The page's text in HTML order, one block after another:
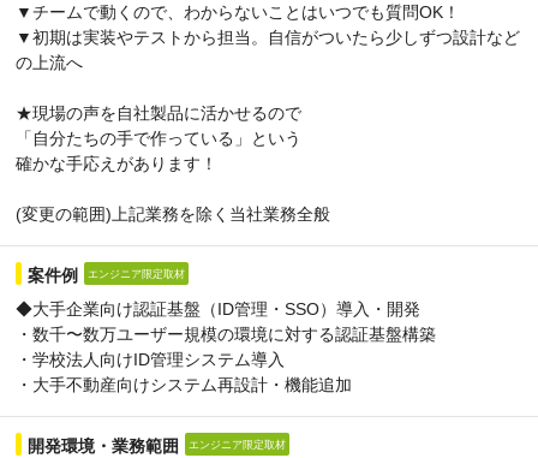
▼チームで動くので、わからないことはいつでも質問OK！
▼初期は実装やテストから担当。自信がついたら少しずつ設計など
の上流へ
★現場の声を自社製品に活かせるので
「自分たちの手で作っている」という
確かな手応えがあります！
(変更の範囲)上記業務を除く当社業務全般
案件例 エンジニア限定取材
◆大手企業向け認証基盤（ID管理・SSO）導入・開発
・数千〜数万ユーザー規模の環境に対する認証基盤構築
・学校法人向けID管理システム導入
・大手不動産向けシステム再設計・機能追加
開発環境・業務範囲 エンジニア限定取材